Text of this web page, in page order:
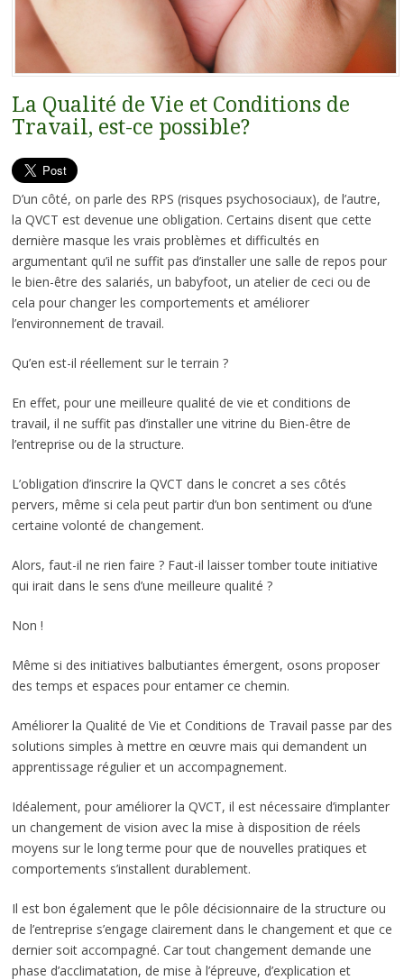
La Qualité de Vie et Conditions de
Travail, est-ce possible?
D’un côté, on parle des RPS (risques psychosociaux), de l’autre,
la QVCT est devenue une obligation. Certains disent que cette
dernière masque les vrais problèmes et difficultés en
argumentant qu’il ne suffit pas d’installer une salle de repos pour
le bien-être des salariés, un babyfoot, un atelier de ceci ou de
cela pour changer les comportements et améliorer
l’environnement de travail.
Qu’en est-il réellement sur le terrain ?
En effet, pour une meilleure qualité de vie et conditions de
travail, il ne suffit pas d’installer une vitrine du Bien-être de
l’entreprise ou de la structure.
L’obligation d’inscrire la QVCT dans le concret a ses côtés
pervers, même si cela peut partir d’un bon sentiment ou d’une
certaine volonté de changement.
Alors, faut-il ne rien faire ? Faut-il laisser tomber toute initiative
qui irait dans le sens d’une meilleure qualité ?
Non !
Même si des initiatives balbutiantes émergent, osons proposer
des temps et espaces pour entamer ce chemin.
Améliorer la Qualité de Vie et Conditions de Travail passe par des
solutions simples à mettre en œuvre mais qui demandent un
apprentissage régulier et un accompagnement.
Idéalement, pour améliorer la QVCT, il est nécessaire d’implanter
un changement de vision avec la mise à disposition de réels
moyens sur le long terme pour que de nouvelles pratiques et
comportements s’installent durablement.
Il est bon également que le pôle décisionnaire de la structure ou
de l’entreprise s’engage clairement dans le changement et que ce
dernier soit accompagné. Car tout changement demande une
phase d’acclimatation, de mise à l’épreuve, d’explication et